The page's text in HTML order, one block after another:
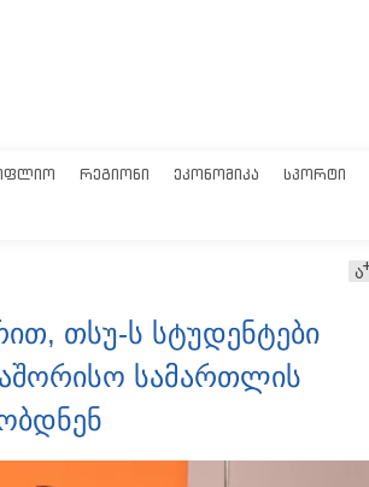
ᲠᲔᲒᲘᲝᲜᲘ ᲔᲙᲝᲜᲝᲛᲘᲙᲐ ᲡᲞᲝᲠᲢᲘ
ა
თსუ-ს სტუდენტები
სამართლის